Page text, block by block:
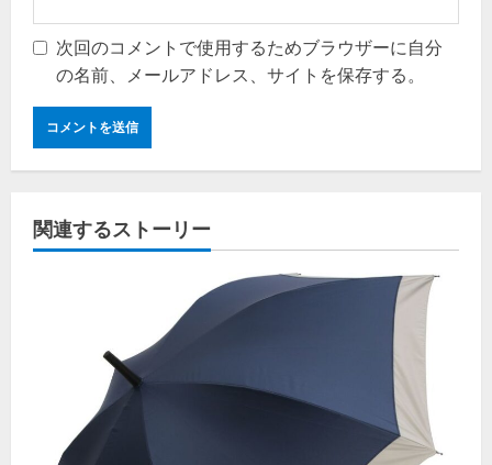
次回のコメントで使用するためブラウザーに自分
の名前、メールアドレス、サイトを保存する。
関連するストーリー